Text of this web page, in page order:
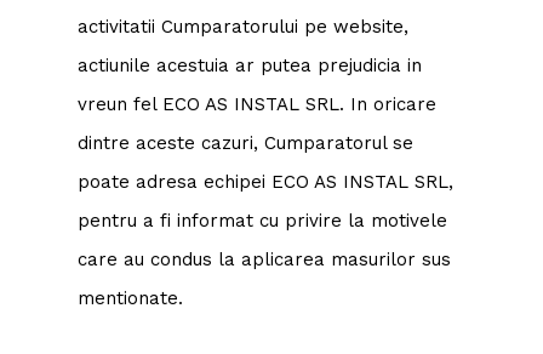
activitatii Cumparatorului pe website,
actiunile acestuia ar putea prejudicia in
vreun fel ECO AS INSTAL SRL. In oricare
dintre aceste cazuri, Cumparatorul se
poate adresa echipei ECO AS INSTAL SRL,
pentru a fi informat cu privire la motivele
care au condus la aplicarea masurilor sus
mentionate.